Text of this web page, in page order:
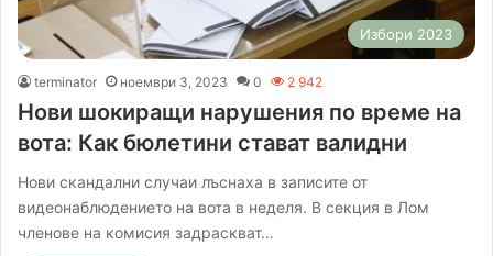
Избори 2023
terminator ноември 3, 2023 0 2 942
Нови шокиращи нарушения по време на
вота: Как бюлетини стават валидни
Нови скандални случаи лъснаха в записите от
видеонаблюдението на вота в неделя. В секция в Лом
членове на комисия задраскват…